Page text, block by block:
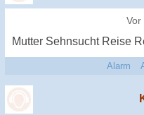
Vor
Mutter Sehnsucht Reise
Alarm